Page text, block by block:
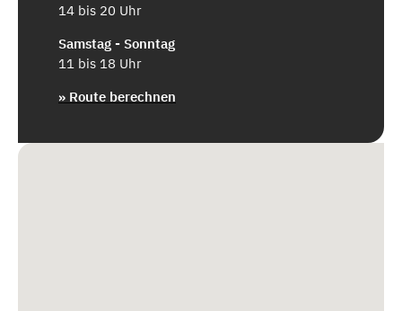
14 bis 20 Uhr
Samstag - Sonntag
11 bis 18 Uhr
» Route berechnen